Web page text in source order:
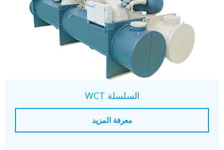
السلسلة WCT
معرفة المزيد